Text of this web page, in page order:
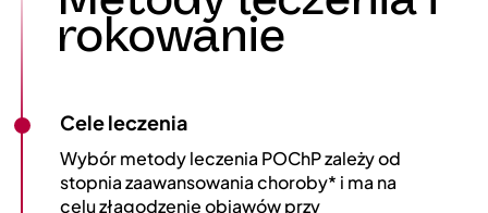
rokowanie
Cele leczenia
Wybór metody leczenia POChP zależy od
stopnia zaawansowania choroby* i ma na
celu złagodzenie objawów przy